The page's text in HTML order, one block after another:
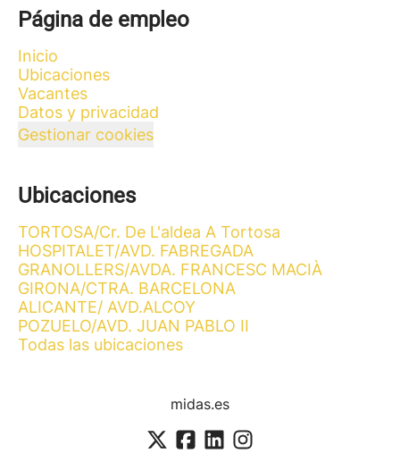
Página de empleo
Inicio
Ubicaciones
Vacantes
Datos y privacidad
Gestionar cookies
Ubicaciones
TORTOSA/Cr. De L'aldea A Tortosa
HOSPITALET/AVD. FABREGADA
GRANOLLERS/AVDA. FRANCESC MACIÀ
GIRONA/CTRA. BARCELONA
ALICANTE/ AVD.ALCOY
POZUELO/AVD. JUAN PABLO II
Todas las ubicaciones
midas.es